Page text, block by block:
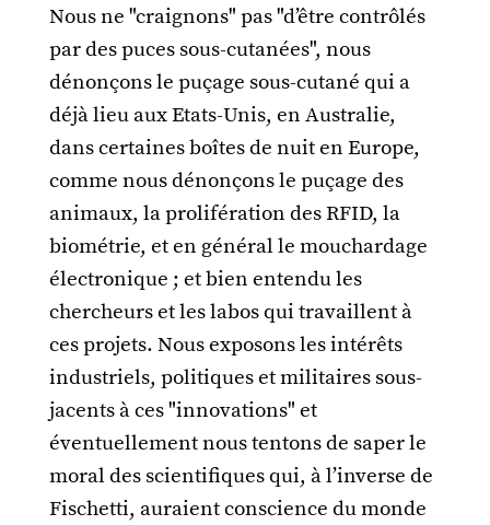
Nous ne "craignons" pas "d’être contrôlés
par des puces sous-cutanées", nous
dénonçons le puçage sous-cutané qui a
déjà lieu aux Etats-Unis, en Australie,
dans certaines boîtes de nuit en Europe,
comme nous dénonçons le puçage des
animaux, la prolifération des RFID, la
biométrie, et en général le mouchardage
électronique ; et bien entendu les
chercheurs et les labos qui travaillent à
ces projets. Nous exposons les intérêts
industriels, politiques et militaires sous-
jacents à ces "innovations" et
éventuellement nous tentons de saper le
moral des scientifiques qui, à l’inverse de
Fischetti, auraient conscience du monde